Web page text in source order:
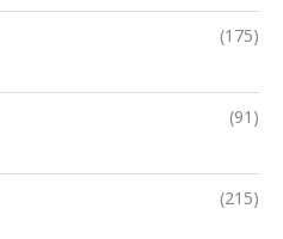
(175)
(91)
(215)